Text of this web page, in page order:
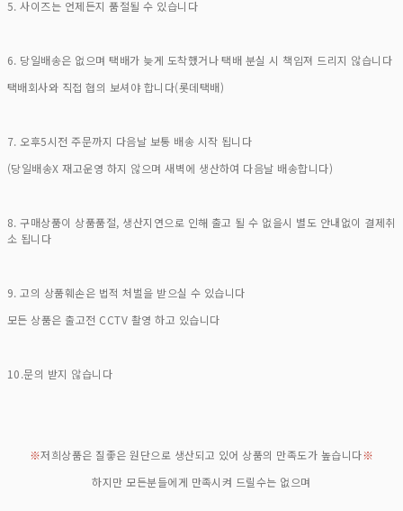
5. 사이즈는 언제든지 품절될 수 있습니다
6. 당일배송은 없으며 택배가 늦게 도착했거나 택배 분실 시 책임져 드리지 않습니다
택배회사와 직접 협의 보셔야 합니다(롯데택배)
7. 오후5시전 주문까지 다음날 보통 배송 시작 됩니다
(당일배송X 재고운영 하지 않으며 새벽에 생산하여 다음날 배송합니다)
8. 구매상품이 상품품절, 생산지연으로 인해 출고 될 수 없을시 별도 안내없이 결제취
소 됩니다
9. 고의 상품훼손은 법적 처벌을 받으실 수 있습니다
모든 상품은 출고전 CCTV 촬영 하고 있습니다
10.문의 받지 않습니다
※저희상품은 질좋은 원단으로 생산되고 있어 상품의 만족도가 높습니다※
하지만 모든분들에게 만족시켜 드릴수는 없으며